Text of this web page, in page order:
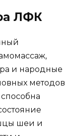
ЛФК
и народные
методов
шеи и